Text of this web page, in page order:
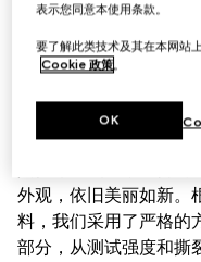
经久耐用
的持久性与物理耐用性
用愿景。我们衷心希望
外观，依旧美丽如新。
料，我们采用了严格的
部分，从测试强度和撕
表示您同意本使用条款。
要了解此类技术及其在本网站
Cookie 政策。
OK